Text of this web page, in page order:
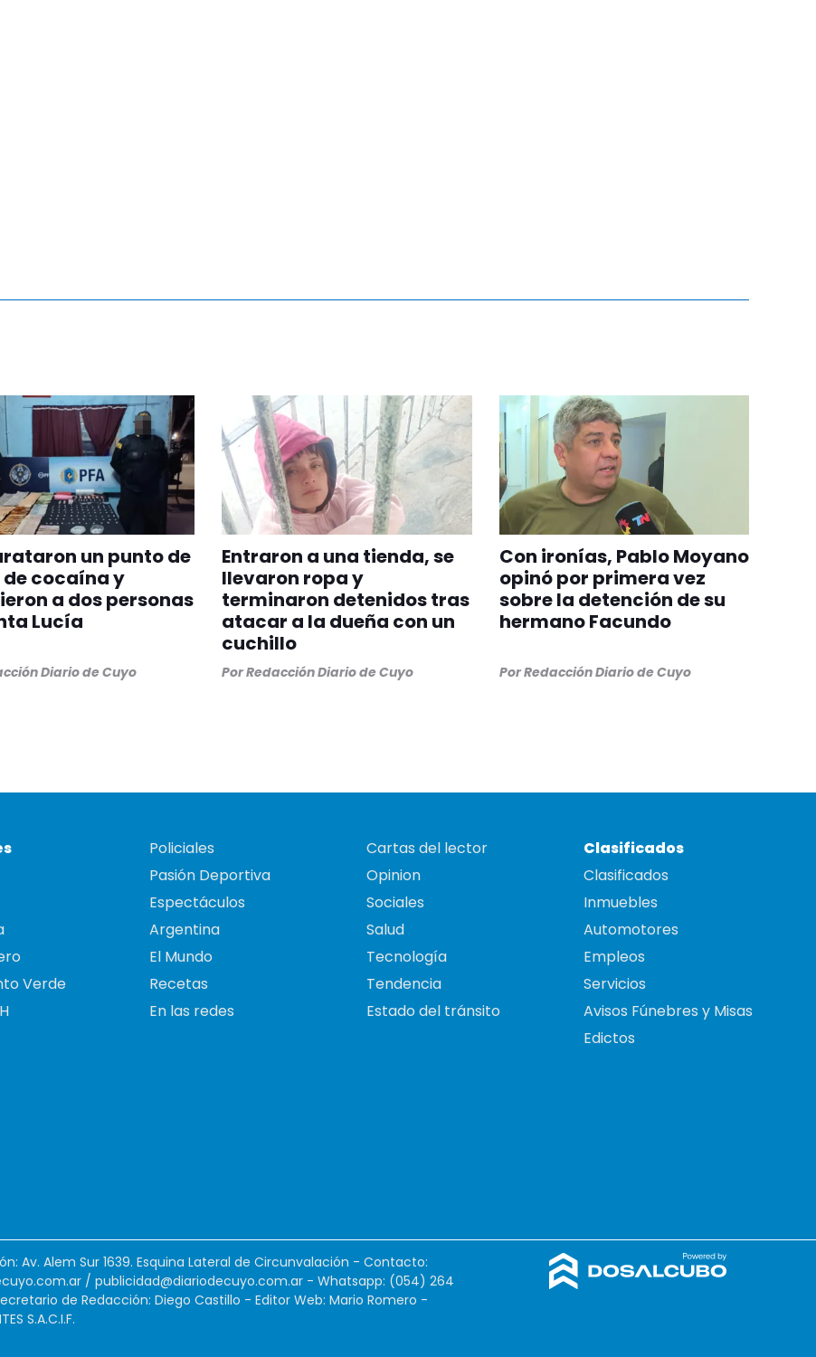
un punto de
cocaína y
a dos personas
Lucía
Diario de Cuyo
Entraron a una tienda, se
llevaron ropa y
terminaron detenidos tras
atacar a la dueña con un
cuchillo
PorRedacción Diario de Cuyo
Con ironías, Pablo Moyano
opinó por primera vez
sobre la detención de su
hermano Facundo
PorRedacción Diario de Cuyo
Verde
Policiales
Pasión Deportiva
Espectáculos
Argentina
El Mundo
Recetas
En las redes
Cartas del lector
Opinion
Sociales
Salud
Tecnología
Tendencia
Estado del tránsito
Clasificados
Clasificados
Inmuebles
Automotores
Empleos
Servicios
Avisos Fúnebres y Misas
Edictos
Av. Alem Sur 1639. Esquina Lateral de Circunvalación - Contacto:
/ publicidad@diariodecuyo.com.ar - Whatsapp: (054) 264
de Redacción: Diego Castillo - Editor Web: Mario Romero -
S.A.C.I.F.